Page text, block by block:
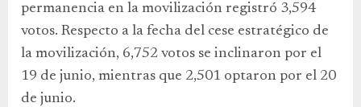
permanencia en la movilización registró 3,594
votos. Respecto a la fecha del cese estratégico de
la movilización, 6,752 votos se inclinaron por el
19 de junio, mientras que 2,501 optaron por el 20
de junio.